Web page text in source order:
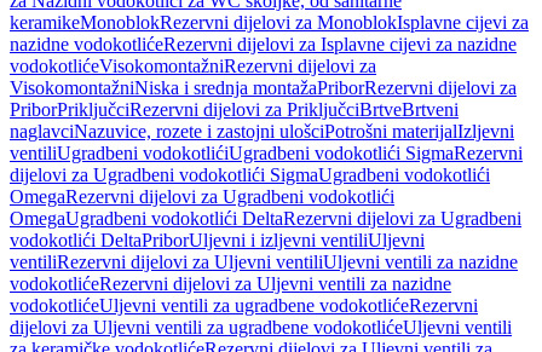
keramikeMonoblokRezervni dijelovi za MonoblokIsplavne cijevi za
nazidne vodokotlićeRezervni dijelovi za Isplavne cijevi za nazidne
vodokotlićeVisokomontažniRezervni dijelovi za
VisokomontažniNiska i srednja montažaPriborRezervni dijelovi za
PriborPriključciRezervni dijelovi za PriključciBrtveBrtveni
naglavciNazuvice, rozete i zastojni ulošciPotrošni materijalIzljevni
ventiliUgradbeni vodokotlićiUgradbeni vodokotlići SigmaRezervni
dijelovi za Ugradbeni vodokotlići SigmaUgradbeni vodokotlići
OmegaRezervni dijelovi za Ugradbeni vodokotlići
OmegaUgradbeni vodokotlići DeltaRezervni dijelovi za Ugradbeni
vodokotlići DeltaPriborUljevni i izljevni ventiliUljevni
ventiliRezervni dijelovi za Uljevni ventiliUljevni ventili za nazidne
vodokotlićeRezervni dijelovi za Uljevni ventili za nazidne
vodokotlićeUljevni ventili za ugradbene vodokotlićeRezervni
dijelovi za Uljevni ventili za ugradbene vodokotlićeUljevni ventili